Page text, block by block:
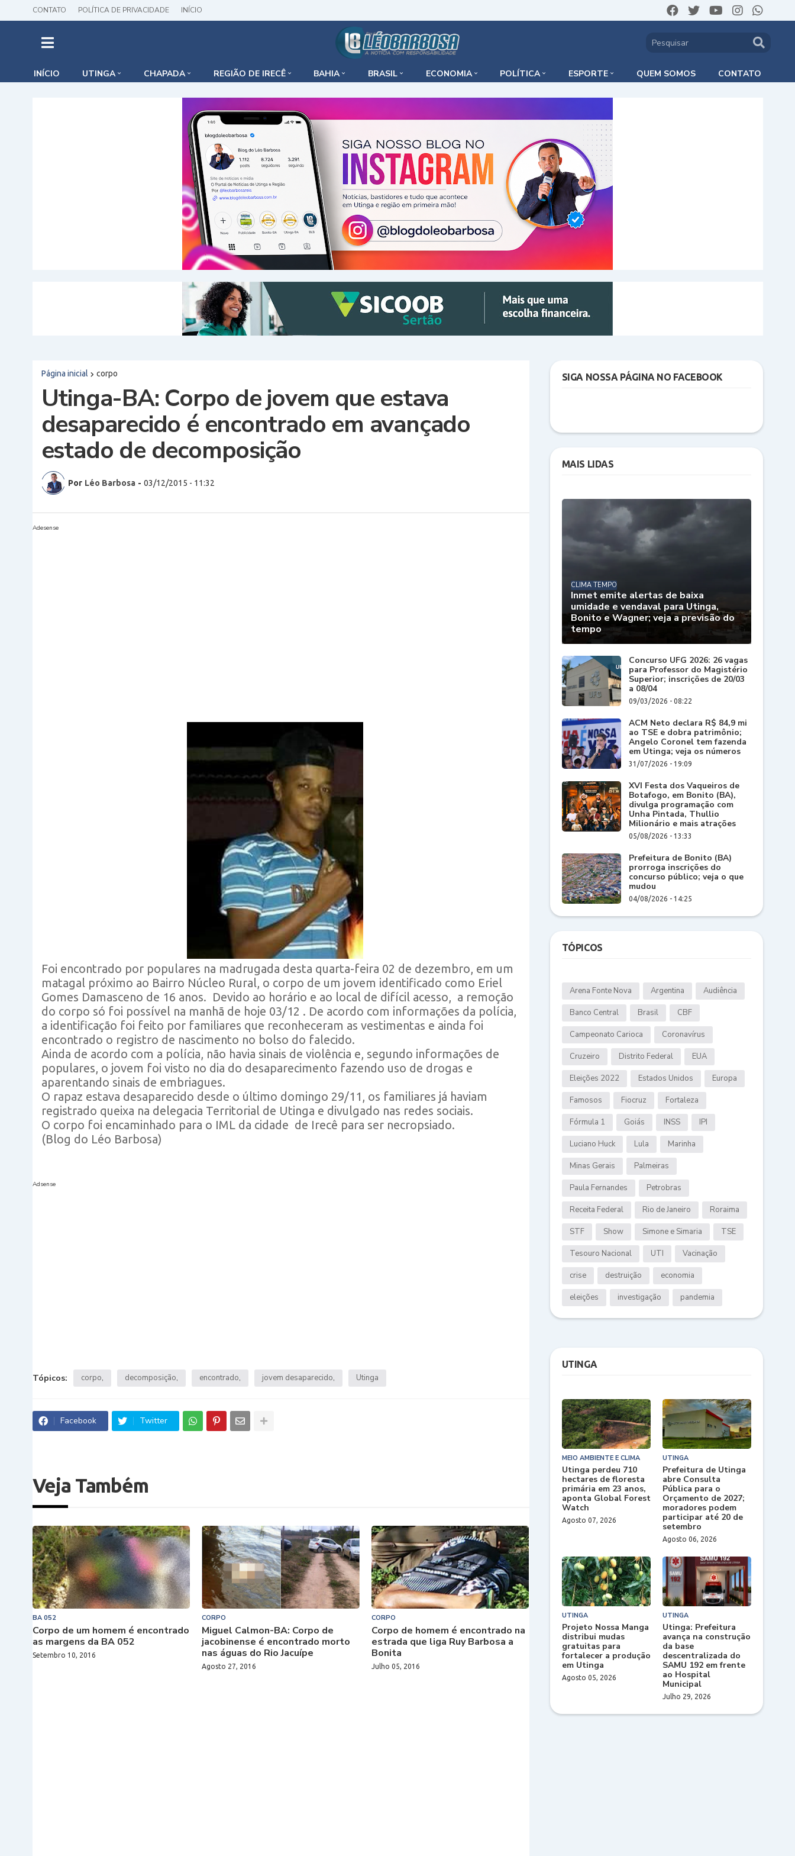
CONTATO POLÍTICA DE PRIVACIDADE INÍCIO
INÍCIO UTINGA CHAPADA REGIÃO DE IRECÊ BAHIA BRASIL ECONOMIA POLÍTICA ESPORTE QUEM SOMOS CONTATO
Página inicial corpo
Utinga-BA: Corpo de jovem que estava
desaparecido é encontrado em avançado
estado de decomposição
Por Léo Barbosa - 03/12/2015 - 11:32
Adesense
Foi encontrado por populares na madrugada desta quarta-feira 02 de dezembro, em um
matagal próximo ao Bairro Núcleo Rural, o corpo de um jovem identificado como Eriel
Gomes Damasceno de 16 anos. Devido ao horário e ao local de difícil acesso, a remoção
do corpo só foi possível na manhã de hoje 03/12 . De acordo com informações da polícia,
a identificação foi feito por familiares que reconheceram as vestimentas e ainda foi
encontrado o registro de nascimento no bolso do falecido.
Ainda de acordo com a polícia, não havia sinais de violência e, segundo informações de
populares, o jovem foi visto no dia do desaparecimento fazendo uso de drogas e
aparentando sinais de embriagues.
O rapaz estava desaparecido desde o último domingo 29/11, os familiares já haviam
registrado queixa na delegacia Territorial de Utinga e divulgado nas redes sociais.
O corpo foi encaminhado para o IML da cidade de Irecê para ser necropsiado.
(Blog do Léo Barbosa)
Adsense
Tópicos: corpo decomposição encontrado jovem desaparecido Utinga
Facebook Twitter
Veja Também
BA 052
Corpo de um homem é encontrado
as margens da BA 052
Setembro 10, 2016
CORPO
Miguel Calmon-BA: Corpo de
jacobinense é encontrado morto
nas águas do Rio Jacuípe
Agosto 27, 2016
CORPO
Corpo de homem é encontrado na
estrada que liga Ruy Barbosa a
Bonita
Julho 05, 2016
SIGA NOSSA PÁGINA NO FACEBOOK
MAIS LIDAS
CLIMA TEMPO
Inmet emite alertas de baixa
umidade e vendaval para Utinga,
Bonito e Wagner; veja a previsão do
tempo
Concurso UFG 2026: 26 vagas
para Professor do Magistério
Superior; inscrições de 20/03
a 08/04
09/03/2026 - 08:22
ACM Neto declara R$ 84,9 mi
ao TSE e dobra patrimônio;
Angelo Coronel tem fazenda
em Utinga; veja os números
31/07/2026 - 19:09
XVI Festa dos Vaqueiros de
Botafogo, em Bonito (BA),
divulga programação com
Unha Pintada, Thullio
Milionário e mais atrações
05/08/2026 - 13:33
Prefeitura de Bonito (BA)
prorroga inscrições do
concurso público; veja o que
mudou
04/08/2026 - 14:25
TÓPICOS
Arena Fonte Nova Argentina Audiência
Banco Central Brasil CBF
Campeonato Carioca Coronavírus
Cruzeiro Distrito Federal EUA
Eleições 2022 Estados Unidos Europa
Famosos Fiocruz Fortaleza
Fórmula 1 Goiás INSS IPI
Luciano Huck Lula Marinha
Minas Gerais Palmeiras
Paula Fernandes Petrobras
Receita Federal Rio de Janeiro Roraima
STF Show Simone e Simaria TSE
Tesouro Nacional UTI Vacinação
crise destruição economia
eleições investigação pandemia
UTINGA
MEIO AMBIENTE E CLIMA
Utinga perdeu 710
hectares de floresta
primária em 23 anos,
aponta Global Forest
Watch
Agosto 07, 2026
UTINGA
Prefeitura de Utinga
abre Consulta
Pública para o
Orçamento de 2027;
moradores podem
participar até 20 de
setembro
Agosto 06, 2026
UTINGA
Projeto Nossa Manga
distribui mudas
gratuitas para
fortalecer a produção
em Utinga
Agosto 05, 2026
UTINGA
Utinga: Prefeitura
avança na construção
da base
descentralizada do
SAMU 192 em frente
ao Hospital
Municipal
Julho 29, 2026